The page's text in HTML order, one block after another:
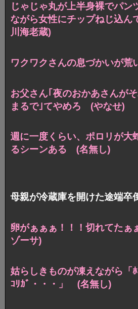
じゃじゃ丸が上半身裸でパン
ながら女性にチップねじ込
川海老蔵)
ワクワクさんの息づかいが
お父さん｢夜のおかあさんが
まるで｣てやめろ (やなせ)
週に一度くらい、ポロリが大
るシーンある (名無し)
母親が冷蔵庫を開けた途端卒
卵がぁぁぁ！！！切れてた
ゾーサ)
姑らしきものが凍えながら「
ｺﾘｶﾞ・・・」 (名無し)